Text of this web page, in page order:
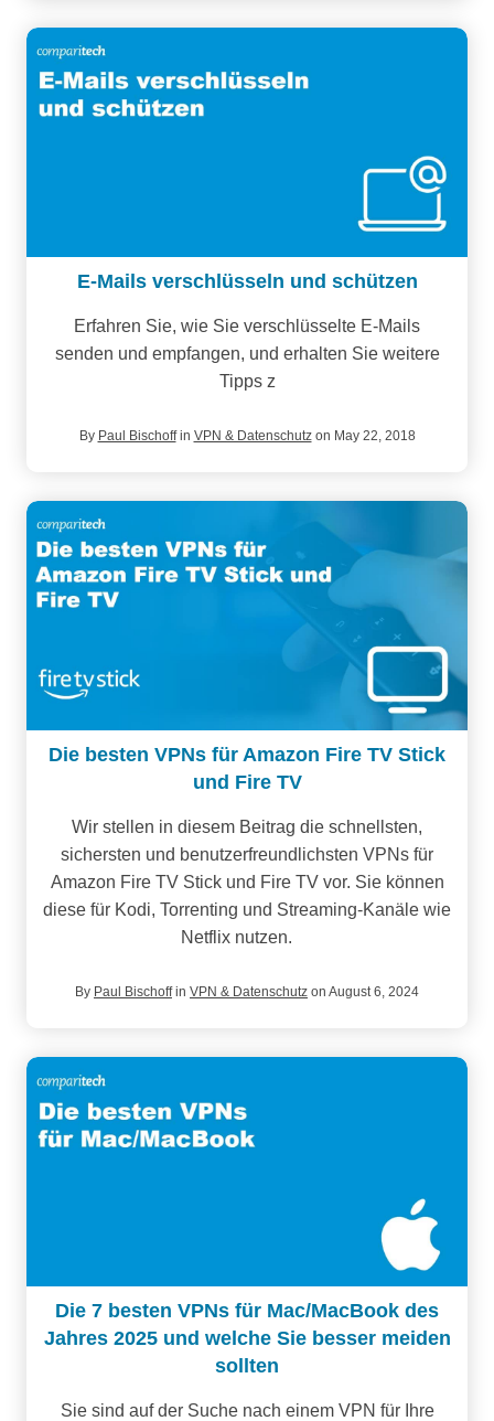
E-Mails verschlüsseln und schützen
Erfahren Sie, wie Sie verschlüsselte E-Mails
senden und empfangen, und erhalten Sie weitere
Tipps z
By Paul Bischoffin VPN & Datenschutzon May 22, 2018
Die besten VPNs für Amazon Fire TV Stick
und Fire TV
Wir stellen in diesem Beitrag die schnellsten,
sichersten und benutzerfreundlichsten VPNs für
Amazon Fire TV Stick und Fire TV vor. Sie können
diese für Kodi, Torrenting und Streaming-Kanäle wie
Netflix nutzen.
By Paul Bischoffin VPN & Datenschutz on August 6, 2024
Die 7 besten VPNs für Mac/MacBook des
Jahres 2025 und welche Sie besser meiden
sollten
Sie sind auf der Suche nach einem VPN für Ihre